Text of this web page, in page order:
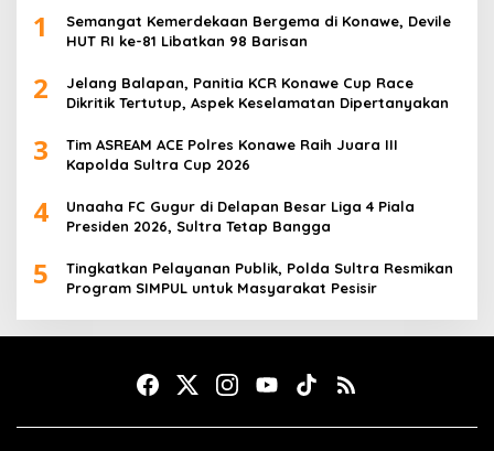
1
Semangat Kemerdekaan Bergema di Konawe, Devile
HUT RI ke-81 Libatkan 98 Barisan
2
Jelang Balapan, Panitia KCR Konawe Cup Race
Dikritik Tertutup, Aspek Keselamatan Dipertanyakan
3
Tim ASREAM ACE Polres Konawe Raih Juara III
Kapolda Sultra Cup 2026
4
Unaaha FC Gugur di Delapan Besar Liga 4 Piala
Presiden 2026, Sultra Tetap Bangga
5
Tingkatkan Pelayanan Publik, Polda Sultra Resmikan
Program SIMPUL untuk Masyarakat Pesisir